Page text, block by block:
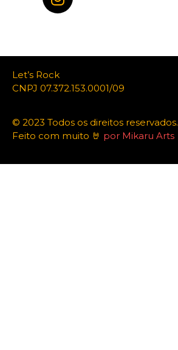
Let’s Rock
CNPJ 07.372.153.0001/09
© 2023 Todos os direitos reservados.
Feito com muito 🤘 por Mikaru Arts